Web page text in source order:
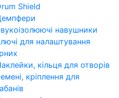
Shield
навушники
для налаштування
кільця для отворів
кріплення для